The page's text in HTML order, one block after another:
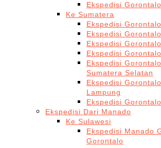
Ekspedisi
Ke Sumatera
Ekspedisi
Ekspedisi
Ekspedisi
Ekspedisi
Ekspedisi
Sumatera Selatan
Ekspedisi
Lampung
Ekspedisi
Ekspedisi Dari Manado
Ke Sulawesi
Ekspedisi Manado
Gorontalo